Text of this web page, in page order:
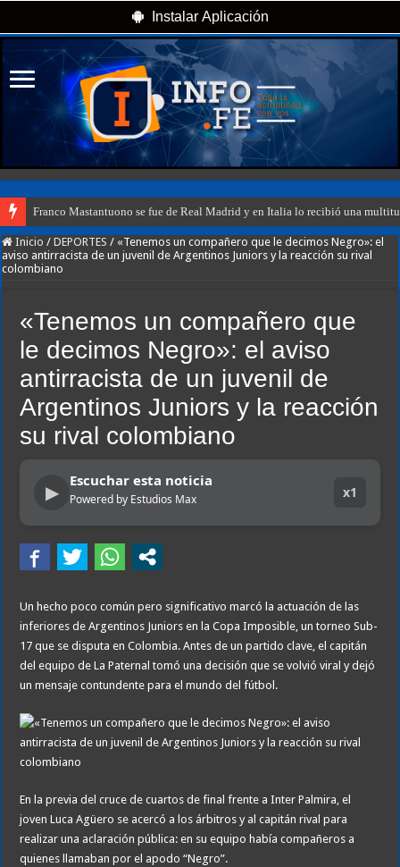
Instalar Aplicación
Franco Mastantuono se fue de Real Madrid y en Italia lo recibió una
Inicio / DEPORTES / «Tenemos un compañero que le decimos Negro»: el
aviso antirracista de un juvenil de Argentinos Juniors y la reacción su rival
colombiano
«Tenemos un compañero que
le decimos Negro»: el aviso
antirracista de un juvenil de
Argentinos Juniors y la reacción
su rival colombiano
▶
Escuchar esta noticia
Powered by Estudios Max x1
Un hecho poco común pero significativo marcó la actuación de las
inferiores de Argentinos Juniors en la Copa Imposible, un torneo Sub-
17 que se disputa en Colombia. Antes de un partido clave, el capitán
del equipo de La Paternal tomó una decisión que se volvió viral y dejó
un mensaje contundente para el mundo del fútbol.
En la previa del cruce de cuartos de final frente a Inter Palmira, el
joven Luca Agüero se acercó a los árbitros y al capitán rival para
realizar una aclaración pública: en su equipo había compañeros a
quienes llamaban por el apodo “Negro”.